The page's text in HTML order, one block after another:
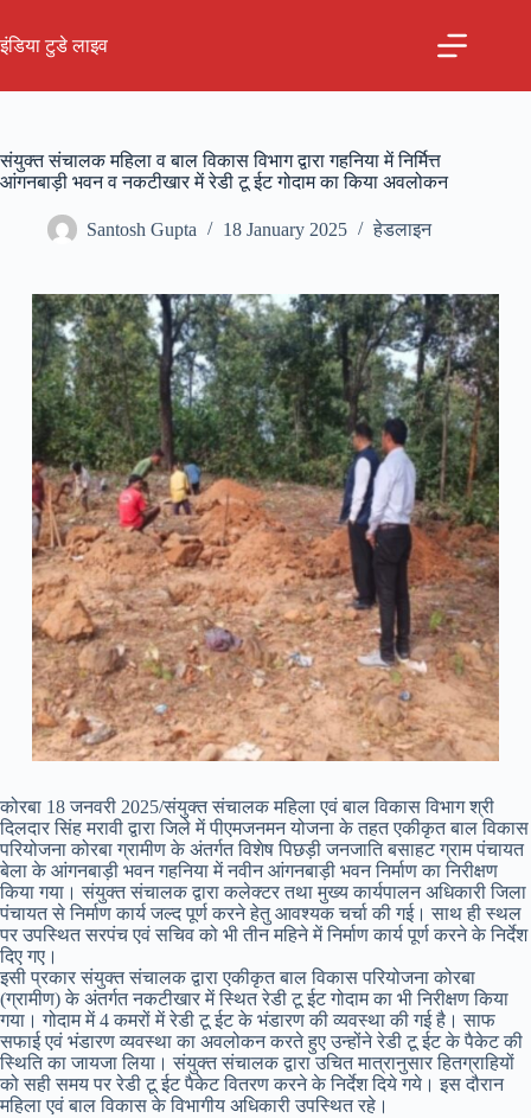
content
इंडिया टुडे लाइव
संयुक्त संचालक महिला व बाल विकास विभाग द्वारा गहनिया में निर्मित्त
आंगनबाड़ी भवन व नकटीखार में रेडी टू ईट गोदाम का किया अवलोकन
Santosh Gupta 18 January 2025 हेडलाइन
कोरबा 18 जनवरी 2025/संयुक्त संचालक महिला एवं बाल विकास विभाग श्री
दिलदार सिंह मरावी द्वारा जिले में पीएमजनमन योजना के तहत एकीकृत बाल विकास
परियोजना कोरबा ग्रामीण के अंतर्गत विशेष पिछड़ी जनजाति बसाहट ग्राम पंचायत
बेला के आंगनबाड़ी भवन गहनिया में नवीन आंगनबाड़ी भवन निर्माण का निरीक्षण
किया गया। संयुक्त संचालक द्वारा कलेक्टर तथा मुख्य कार्यपालन अधिकारी जिला
पंचायत से निर्माण कार्य जल्द पूर्ण करने हेतु आवश्यक चर्चा की गई। साथ ही स्थल
पर उपस्थित सरपंच एवं सचिव को भी तीन महिने में निर्माण कार्य पूर्ण करने के निर्देश
दिए गए।
इसी प्रकार संयुक्त संचालक द्वारा एकीकृत बाल विकास परियोजना कोरबा
(ग्रामीण) के अंतर्गत नकटीखार में स्थित रेडी टू ईट गोदाम का भी निरीक्षण किया
गया। गोदाम में 4 कमरों में रेडी टू ईट के भंडारण की व्यवस्था की गई है। साफ
सफाई एवं भंडारण व्यवस्था का अवलोकन करते हुए उन्होंने रेडी टू ईट के पैकेट की
स्थिति का जायजा लिया। संयुक्त संचालक द्वारा उचित मात्रानुसार हितग्राहियों
को सही समय पर रेडी टू ईट पैकेट वितरण करने के निर्देश दिये गये। इस दौरान
महिला एवं बाल विकास के विभागीय अधिकारी उपस्थित रहे।